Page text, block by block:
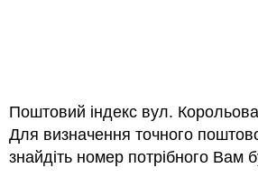
Поштовий індекс вул.
Для визначення точного
знайдіть номер потрібного Вам